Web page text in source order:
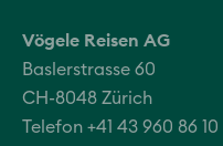
Vögele Reisen AG
Baslerstrasse 60
CH-8048 Zürich
Telefon +41 43 960 86 10